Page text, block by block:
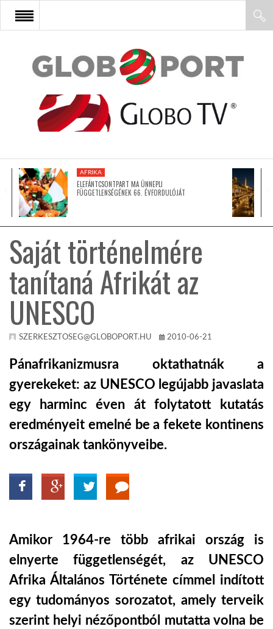
FŐOLDAL
AFRIKA
ÁZSIA
LATIN-AMERIKA
AUSZTRÁLIA
A VILÁG ITTHON
GLOBOTV BP
HÍR3D
TROPICALMAGAZIN
AFRIKA
ELEFÁNTCSONTPART MA ÜNNEPLI
FÜGGETLENSÉGÉNEK 66. ÉVFORDULÓJÁT
Saját történelmére
tanítaná Afrikát az
UNESCO
SZERKESZTOSEG@GLOBOPORT.HU 2010-06-21
Pánafrikanizmusra oktathatnák a
gyerekeket: az UNESCO legújabb javaslata
egy harminc éven át folytatott kutatás
eredményeit emelné be a fekete kontinens
országainak tankönyveibe.
Amikor 1964-re több afrikai ország is
elnyerte függetlenségét, az UNESCO
Afrika Általános Története címmel indított
egy tudományos sorozatot, amely terveik
szerint helyi nézőpontból mutatta volna be